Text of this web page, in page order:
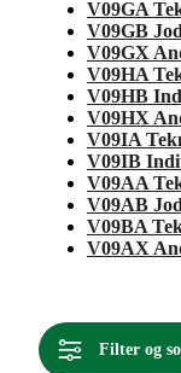
V09GA
V09GB
V09GX
V09HA
V09HB
V09HX
V09IA
V09IB
V09AA
V09AB
V09BA
V09AX
Filter og